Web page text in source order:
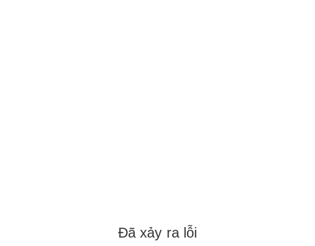
Đã xảy ra lỗi